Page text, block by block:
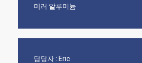
미러 알루미늄
담당자 : Eric